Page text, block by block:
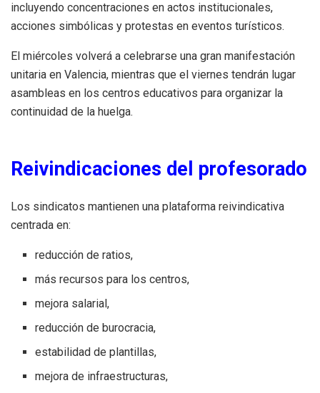
incluyendo concentraciones en actos institucionales,
acciones simbólicas y protestas en eventos turísticos.
El miércoles volverá a celebrarse una gran manifestación
unitaria en Valencia, mientras que el viernes tendrán lugar
asambleas en los centros educativos para organizar la
continuidad de la huelga.
Reivindicaciones del profesorado
Los sindicatos mantienen una plataforma reivindicativa
centrada en:
reducción de ratios,
más recursos para los centros,
mejora salarial,
reducción de burocracia,
estabilidad de plantillas,
mejora de infraestructuras,